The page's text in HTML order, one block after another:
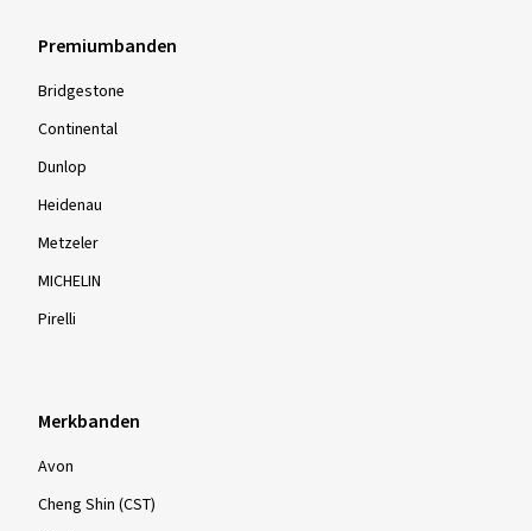
Premiumbanden
Bridgestone
Continental
Dunlop
Heidenau
Metzeler
MICHELIN
Pirelli
Merkbanden
Avon
Cheng Shin (CST)